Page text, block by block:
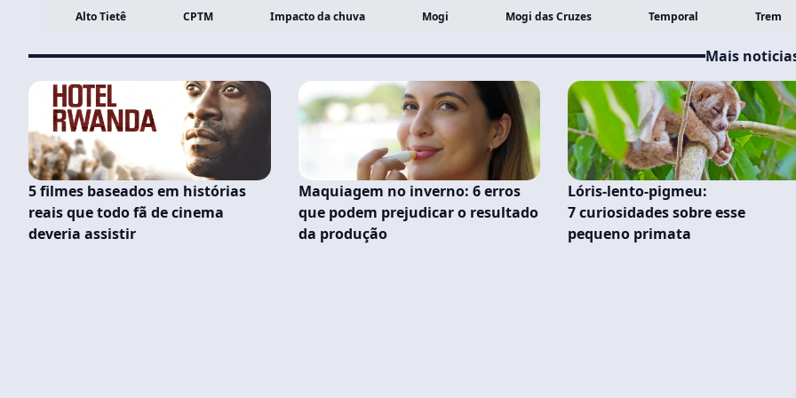
Alto Tietê CPTM Impacto da chuva Mogi Mogi das Cruzes Temporal Trem
Mais
5 filmes baseados em histórias
reais que todo fã de cinema
deveria assistir
Maquiagem no inverno: 6 erros
que podem prejudicar o resultado
da produção
Lóris-lento-pigmeu:
7 curiosidades sobre esse
pequeno primata